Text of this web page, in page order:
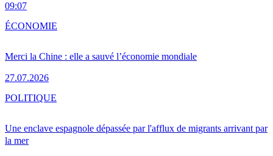
09:07
Merci la Chine : elle a sauvé l’économie mondiale
27.07.2026
ÉCONOMIE
Une enclave espagnole dépassée par l'afflux de migrants arrivant par
la mer
POLITIQUE